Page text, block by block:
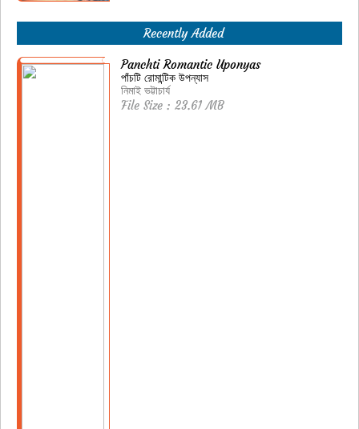
Recently Added
Panchti Romantic Uponyas
পাঁচটি রোমান্টিক উপন্যাস
নিমাই ভট্টাচার্য
File Size : 23.61 MB